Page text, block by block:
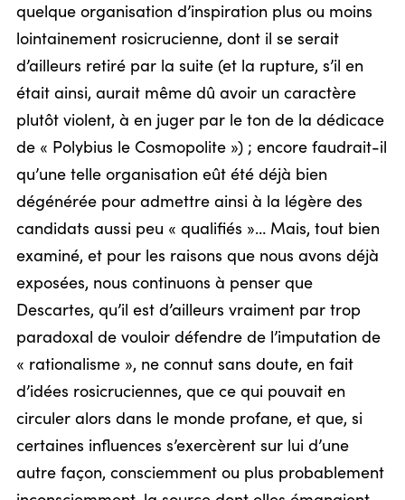
quelque organisation d’inspiration plus ou moins
lointainement rosicrucienne, dont il se serait
d’ailleurs retiré par la suite (et la rupture, s’il en
était ainsi, aurait même dû avoir un caractère
plutôt violent, à en juger par le ton de la dédicace
de « Polybius le Cosmopolite ») ; encore faudrait-il
qu’une telle organisation eût été déjà bien
dégénérée pour admettre ainsi à la légère des
candidats aussi peu « qualifiés »… Mais, tout bien
examiné, et pour les raisons que nous avons déjà
exposées, nous continuons à penser que
Descartes, qu’il est d’ailleurs vraiment par trop
paradoxal de vouloir défendre de l’imputation de
« rationalisme », ne connut sans doute, en fait
d’idées rosicruciennes, que ce qui pouvait en
circuler alors dans le monde profane, et que, si
certaines influences s’exercèrent sur lui d’une
autre façon, consciemment ou plus probablement